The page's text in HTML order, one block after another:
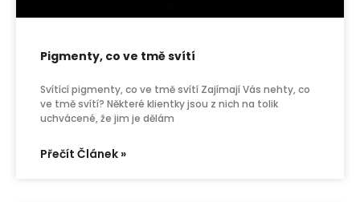
Pigmenty, co ve tmě svítí
Svítící pigmenty, co ve tmě svítí Zajímají Vás nehty, co
ve tmě svítí? Některé klientky jsou z nich na tolik
uchvácené, že jim je dělám
Přečít Článek »